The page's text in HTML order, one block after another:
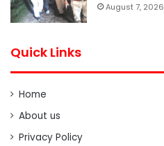
August 7, 2026
Quick Links
Home
About us
Privacy Policy